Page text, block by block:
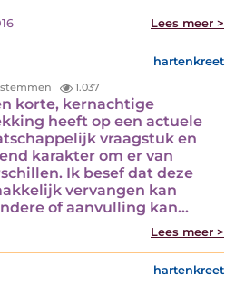
Lees meer >
hartenkreet
stemmen 1.037
korte, kernachtige
heeft op een actuele
vraagstuk en
karakter om er van
Ik besef dat deze
vervangen kan
of aanvulling kan...
Lees meer >
hartenkreet